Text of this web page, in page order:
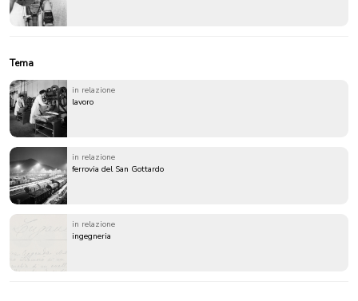
Tema
in relazione
lavoro
in relazione
ferrovia del San Gottardo
in relazione
ingegneria